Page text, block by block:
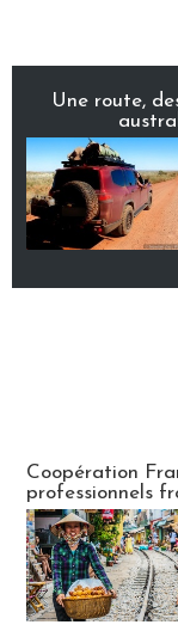
Une route,
Coopération
professionnels